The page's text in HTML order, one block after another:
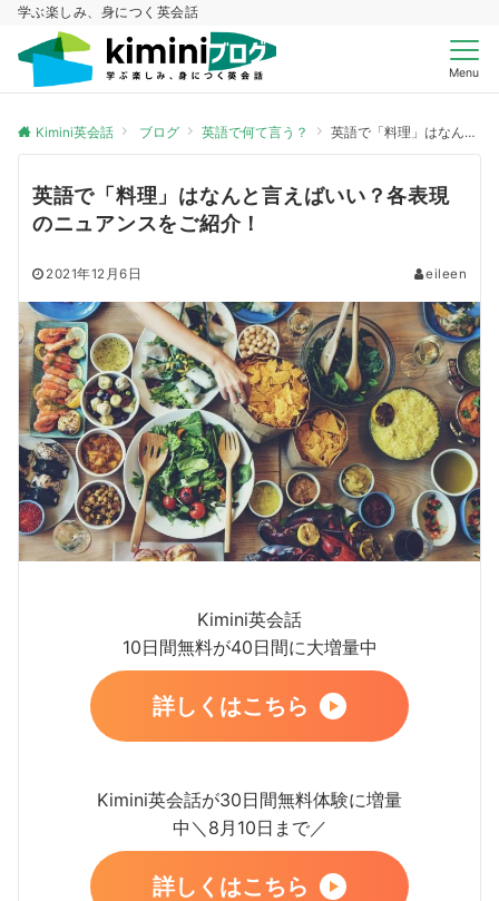
学ぶ楽しみ、身につく英会話
Menu
Kimini英会話 ブログ 英語で何て言う？ 英語で「料理」はなんと言えばいい？各表現のニュアンスをご紹介！
英語で「料理」はなんと言えばいい？各表現
のニュアンスをご紹介！
2021年12月6日 eileen
Kimini英会話
10日間無料が40日間に大増量中
詳しくはこちら
Kimini英会話が30日間無料体験に増量
中＼8月10日まで／
詳しくはこちら